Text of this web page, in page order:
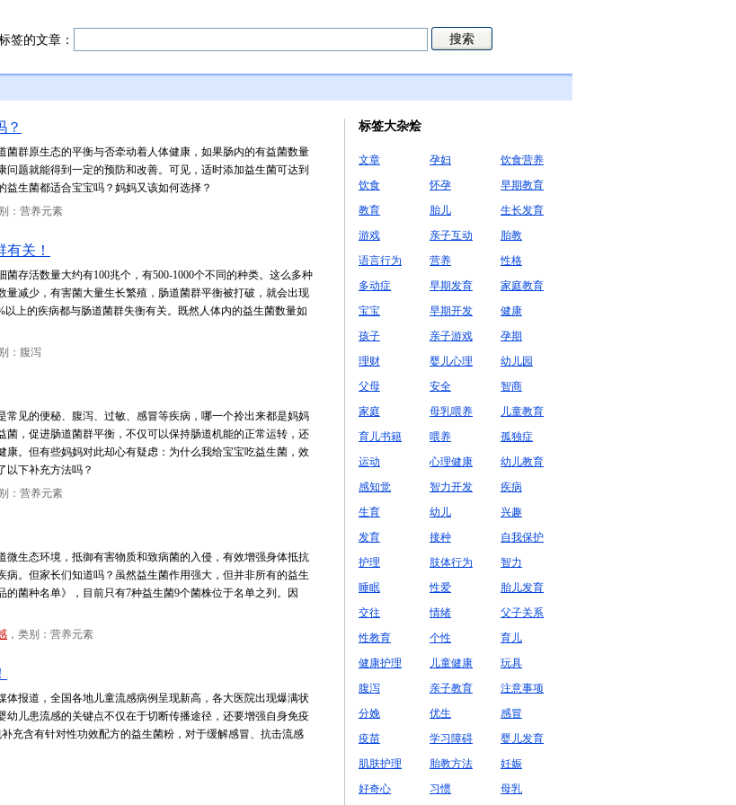
签的文章：
？
群原生态的平衡与否牵动着人体健康，如果肠内的有益菌数量
题就能得到一定的预防和改善。可见，适时添加益生菌可达到
生菌都适合宝宝吗？妈妈又该如何选择？
：营养元素
关！
存活数量大约有100兆个，有500-1000个不同的种类。这么多种
减少，有害菌大量生长繁殖，肠道菌群平衡被打破，就会出现
上的疾病都与肠道菌群失衡有关。既然人体内的益生菌数量如
：腹泻
见的便秘、腹泻、过敏、感冒等疾病，哪一个拎出来都是妈妈
，促进肠道菌群平衡，不仅可以保持肠道机能的正常运转，还
。但有些妈妈对此却心有疑虑：为什么我给宝宝吃益生菌，效
以下补充方法吗？
：营养元素
生态环境，抵御有害物质和致病菌的入侵，有效增强身体抵抗
。但家长们知道吗？虽然益生菌作用强大，但并非所有的益生
菌种名单》，目前只有7种益生菌9个菌株位于名单之列。因
，类别：营养元素
报道，全国各地儿童流感病例呈现新高，各大医院出现爆满状
儿患流感的关键点不仅在于切断传播途径，还要增强自身免疫
充含有针对性功效配方的益生菌粉，对于缓解感冒、抗击流感
标签大杂烩
文章 孕妇
饮食营养
饮食
怀孕
早期教育
教育
胎儿
生长发育
游戏
亲子互动
胎教
语言行为
营养
性格
多动症
早期发育
家庭教育
宝宝
早期开发
健康
孩子
亲子游戏
孕期
理财
婴儿心理
幼儿园
父母
安全
智商
家庭
母乳喂养
儿童教育
育儿书籍
喂养
孤独症
运动
心理健康
幼儿教育
感知觉
智力开发
疾病
生育
幼儿
兴趣
发育
接种
自我保护
护理
肢体行为
智力
睡眠
性爱
胎儿发育
交往
情绪
父子关系
性教育
个性
育儿
健康护理
儿童健康
玩具
腹泻
亲子教育
注意事项
分娩
优生
感冒
疫苗
学习障碍
婴儿发育
肌肤护理
胎教方法
妊娠
好奇心
习惯 母乳